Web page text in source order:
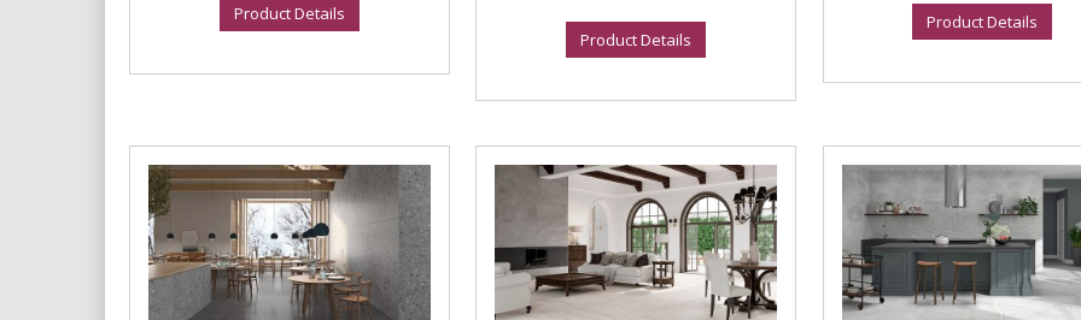
Product Details
Product Details
Product Details